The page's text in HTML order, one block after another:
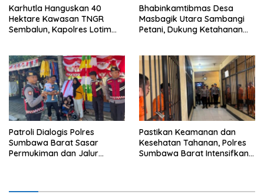
Karhutla Hanguskan 40
Hektare Kawasan TNGR
Sembalun, Kapolres Lotim
Bhabinkamtibmas Desa
Masbagik Utara Sambangi
Petani, Dukung Ketahanan
Patroli Dialogis Polres
Sumbawa Barat Sasar
Permukiman dan Jalur
Pastikan Keamanan dan
Kesehatan Tahanan, Polres
Sumbawa Barat Intensifkan